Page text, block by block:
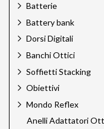
Green Clean
H&Y Filtri
Hahnemuhle
Hensel
HiGlide
Hoya
Ilford
Jinbei
Batterie
Battery bank
Dorsi Digitali
Banchi Ottici
Soffietti Stacking
Obiettivi
Mondo Reflex
Anelli Adattatori